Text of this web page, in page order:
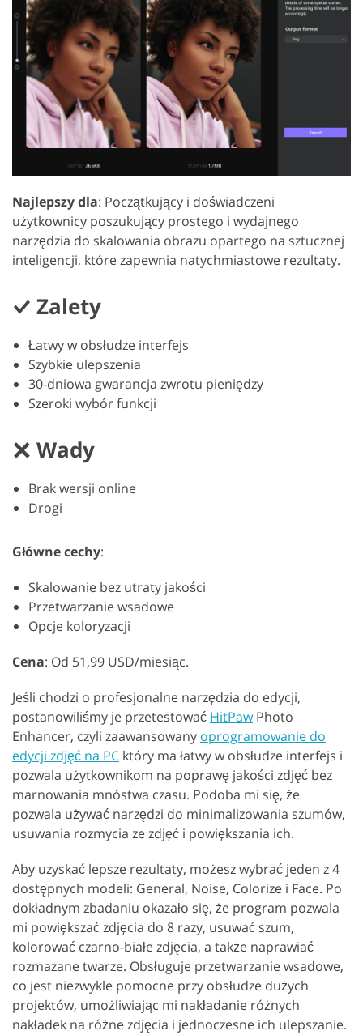
Najlepszy dla: Początkujący i doświadczeni
użytkownicy poszukujący prostego i wydajnego
narzędzia do skalowania obrazu opartego na sztucznej
inteligencji, które zapewnia natychmiastowe rezultaty.
Zalety
Łatwy w obsłudze interfejs
Szybkie ulepszenia
30-dniowa gwarancja zwrotu pieniędzy
Szeroki wybór funkcji
Wady
Brak wersji online
Drogi
Główne cechy:
Skalowanie bez utraty jakości
Przetwarzanie wsadowe
Opcje koloryzacji
Cena: Od 51,99 USD/miesiąc.
Jeśli chodzi o profesjonalne narzędzia do edycji,
postanowiliśmy je przetestować HitPawPhoto
Enhancer, czyli zaawansowany oprogramowanie do
edycji zdjęć na PC który ma łatwy w obsłudze interfejs i
pozwala użytkownikom na poprawę jakości zdjęć bez
marnowania mnóstwa czasu. Podoba mi się, że
pozwala używać narzędzi do minimalizowania szumów,
usuwania rozmycia ze zdjęć i powiększania ich.
Aby uzyskać lepsze rezultaty, możesz wybrać jeden z 4
dostępnych modeli: General, Noise, Colorize i Face. Po
dokładnym zbadaniu okazało się, że program pozwala
mi powiększać zdjęcia do 8 razy, usuwać szum,
kolorować czarno-białe zdjęcia, a także naprawiać
rozmazane twarze. Obsługuje przetwarzanie wsadowe,
co jest niezwykle pomocne przy obsłudze dużych
projektów, umożliwiając mi nakładanie różnych
nakładek na różne zdjęcia i jednoczesne ich ulepszanie.